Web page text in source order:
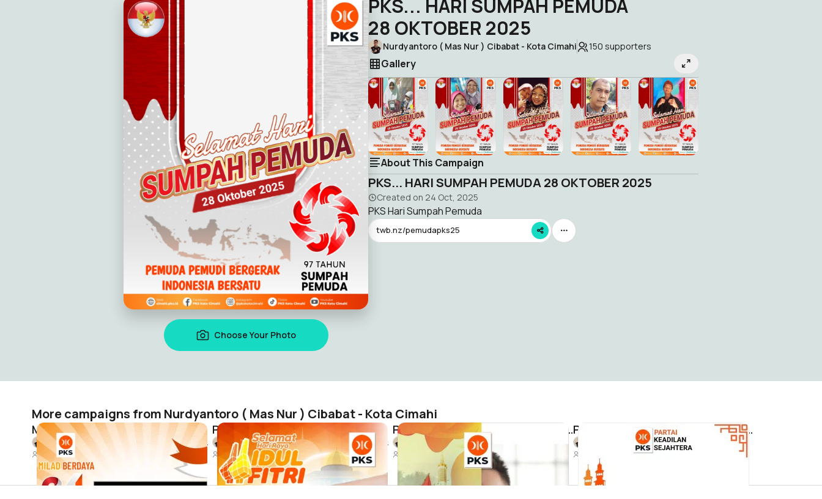
Choose Your Photo
PKS... HARI SUMPAH PEMUDA
28 OKTOBER 2025
Nurdyantoro ( Mas Nur ) Cibabat - Kota Cimahi 150 supporters
Gallery
About This Campaign
PKS... HARI SUMPAH PEMUDA 28 OKTOBER 2025
Created on 24 Oct, 2025
PKS Hari Sumpah Pemuda
twb.nz/pemudapks25
More campaigns from Nurdyantoro ( Mas Nur ) Cibabat - Kota Cimahi
MILAD PKS Ke- 24
Nurdyantoro ( Mas Nur ) Cibabat - Kota Cimahi
192
PKS Idul Fitri 1447 H
Nurdyantoro ( Mas Nur ) Cibabat - Kota Cimahi
217
PKS Hari Santri Nasional 22 Oktober 2025
Nurdyantoro ( Mas Nur ) Cibabat - Kota Cimahi
PKS Maulid Nabi Muhammad Saw. 1447 H
Nurdyantoro ( Mas Nur ) Cibabat - Kota Cimahi